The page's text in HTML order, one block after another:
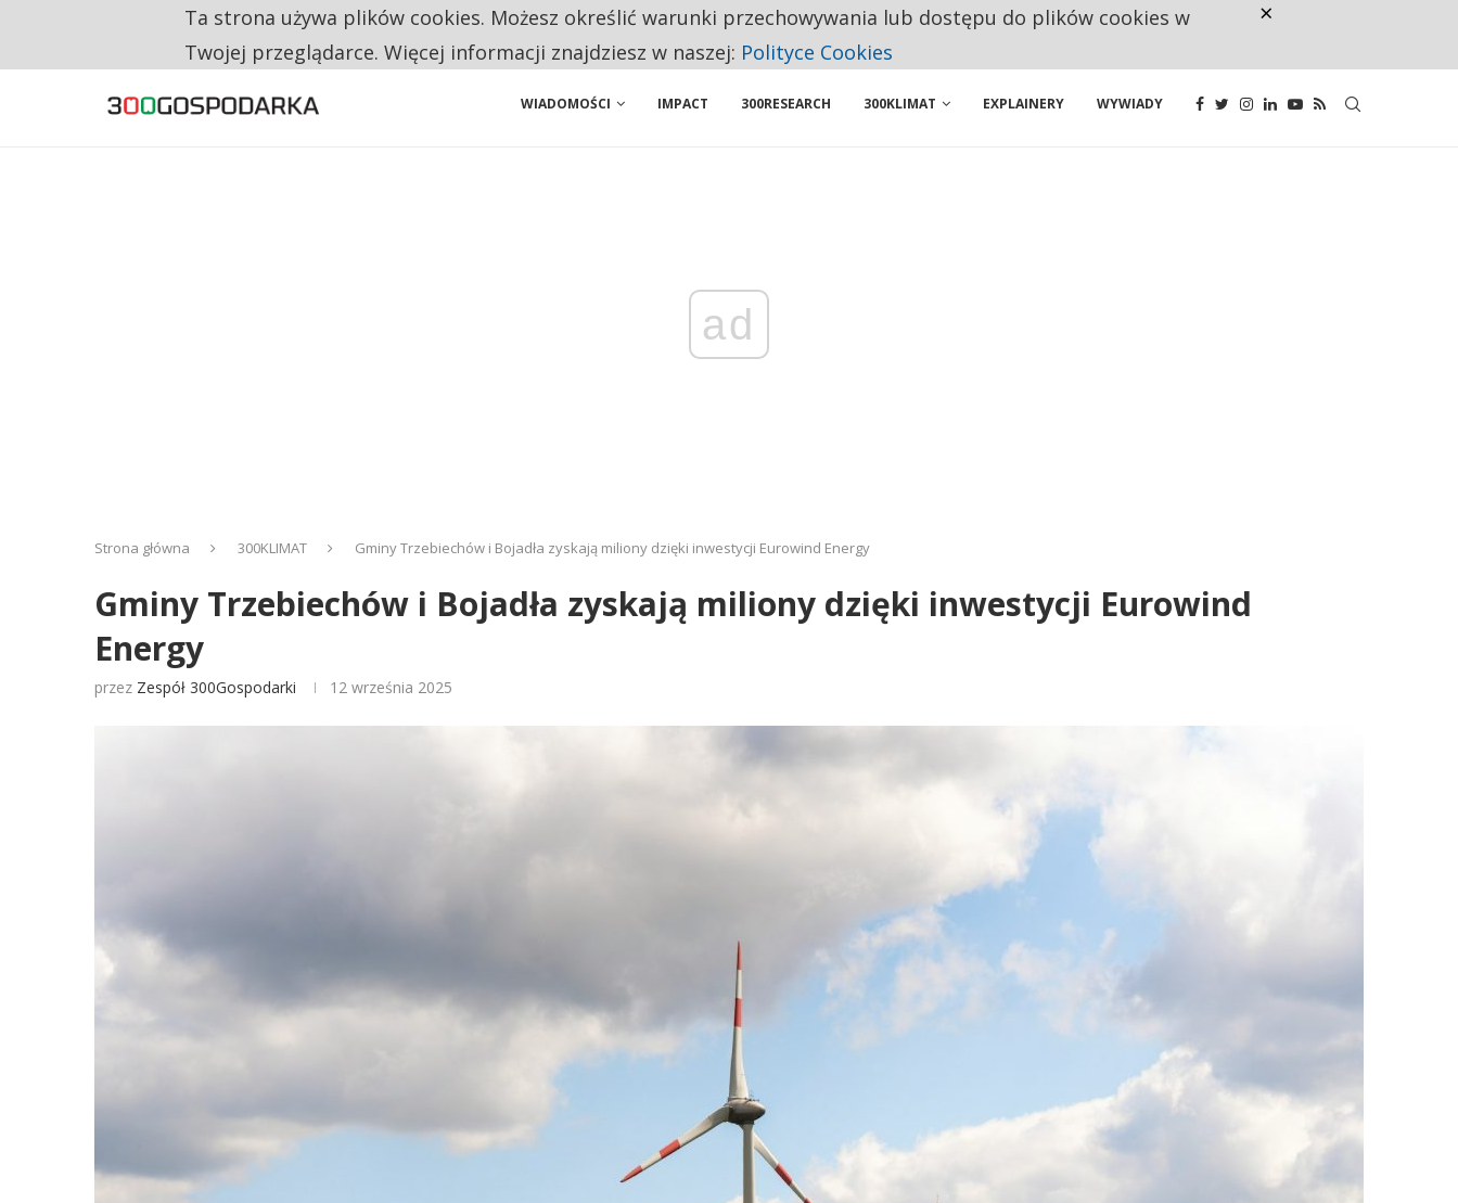
NA JEDEN WAKAT PRZYPADAJĄ 62 ZGŁOSZENIA. WIELU KANDYDATÓW NIE ROZPOCZYNA PRACY
WIADOMOŚCI IMPACT 300RESEARCH 300KLIMAT EXPLAINERY WYWIADY
ad
Strona główna 300KLIMAT Gminy Trzebiechów i Bojadła zyskają miliony dzięki inwestycji Eurowind Energy
Gminy Trzebiechów i Bojadła zyskają miliony dzięki inwestycji Eurowind
Energy
przez Zespół 300Gospodarki 12 września 2025
Ta strona używa plików cookies. Możesz określić warunki przechowywania lub dostępu do plików cookies w
Twojej przeglądarce. Więcej informacji znajdziesz w naszej: Polityce Cookies
×